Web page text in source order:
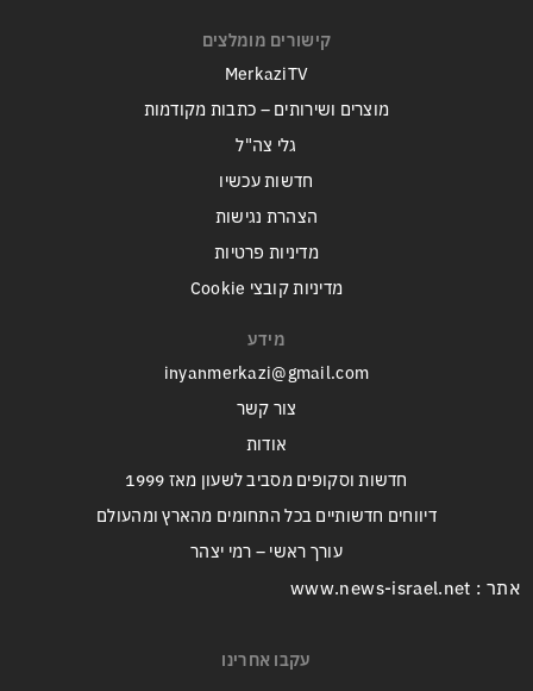
קישורים מומלצים
MerkaziTV
מוצרים ושירותים – כתבות מקודמות
גלי צה"ל
חדשות עכשיו
הצהרת נגישות
מדיניות פרטיות
מדיניות קובצי Cookie
מידע
inyanmerkazi@gmail.com
צור קשר
אודות
חדשות וסקופים מסביב לשעון מאז 1999
דיווחים חדשותיים בכל התחומים מהארץ ומהעולם
עורך ראשי – רמי יצהר
אתר : www.news-israel.net
עקבו אחרינו